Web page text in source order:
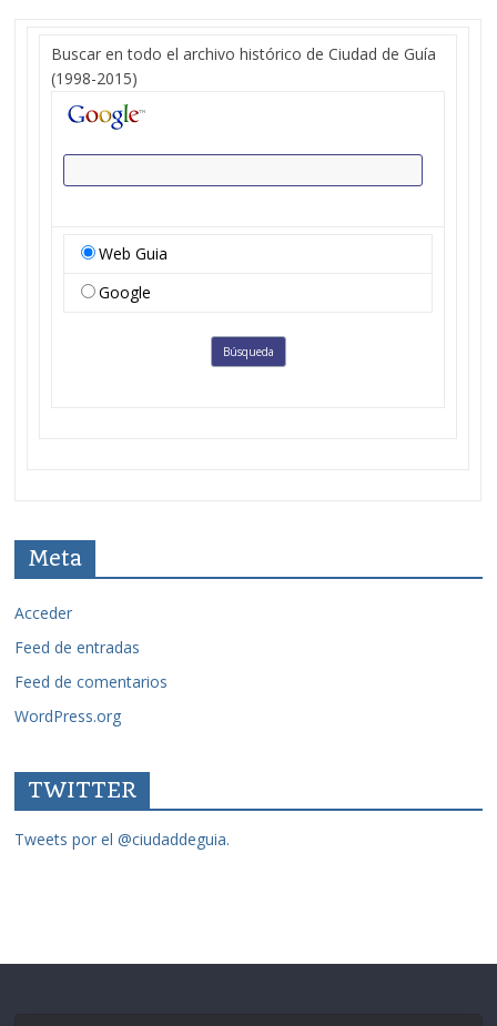
Buscar en todo el archivo histórico de Ciudad de Guía
(1998-2015)
Web Guia
Google
Meta
Acceder
Feed de entradas
Feed de comentarios
WordPress.org
TWITTER
Tweets por el @ciudaddeguia.